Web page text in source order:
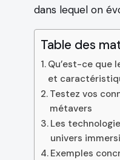
dans lequel on
Table des
Qu’est-ce que
et
Testez vos
métavers
Les
univers
Exemples